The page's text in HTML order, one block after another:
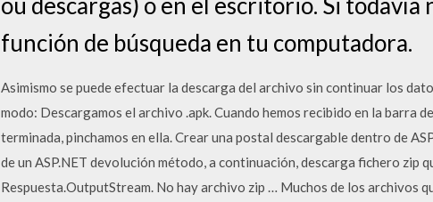
función de búsqueda en tu computadora.
Asimismo se puede efectuar la descarga del archivo sin continuar los
modo: Descargamos el archivo .apk. Cuando hemos recibido en la
terminada, pinchamos en ella. Crear una postal descargable dentro de
de un ASP.NET devolución método, a continuación, descarga fichero zip
Respuesta.OutputStream. No hay archivo zip … Muchos de los archivos